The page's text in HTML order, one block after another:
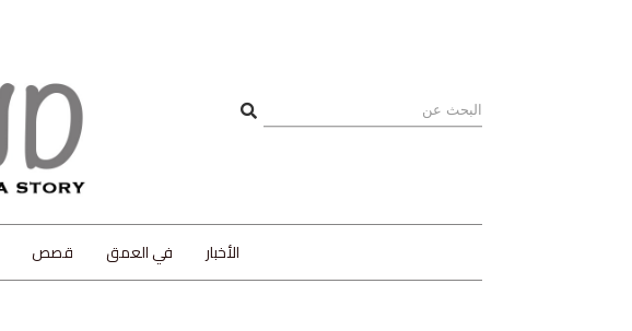
الأخبار في العمق قصص